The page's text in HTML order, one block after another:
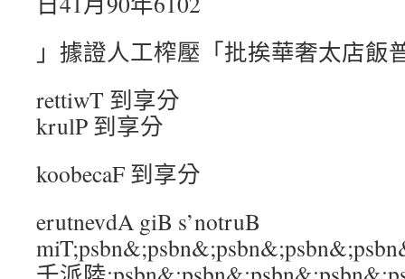
」據證人工榨壓「批挨華奢太店飯
rettiwT 到享分
krulP 到享分
koobecaF 到享分
erutnevdA giB s’notruB